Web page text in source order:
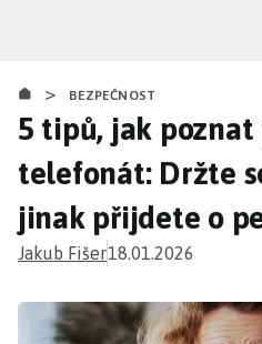
obsahu
> BEZPEČNOST
5 tipů, jak poznat
telefonát: Držte
jinak přijdete o
Jakub Fišer18.01.2026